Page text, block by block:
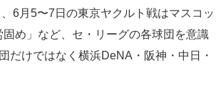
6月5〜7日の東京ヤクルト戦はマスコッ
め」など、セ・リーグの各球団を意識
だけではなく横浜DeNA・阪神・中日・